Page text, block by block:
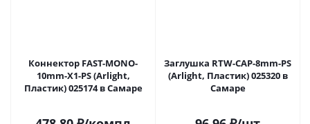
Коннектор FAST-MONO-
10mm-X1-PS (Arlight,
Пластик) 025174 в Самаре
Заглушка RTW-CAP-8mm-PS
(Arlight, Пластик) 025320 в
Самаре